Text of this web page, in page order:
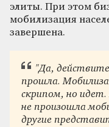
элиты. При этом
мобилизация
завершена.
"Да,
прошла.
скрипом, но идет.
не произошла
другие